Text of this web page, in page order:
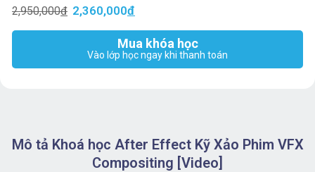
2,950,000đ 2,360,000Đ
Mua khóa học
Vào lớp học ngay khi thanh toán
Mô tả Khoá học After Effect Kỹ Xảo Phim VFX
Compositing [Video]